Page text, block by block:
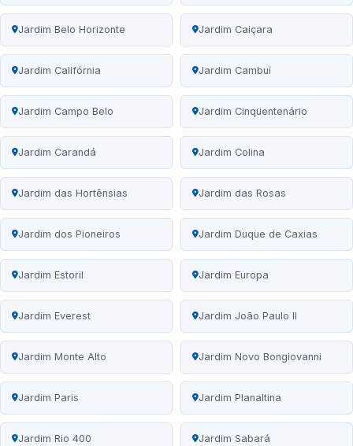
Jardim Belo Horizonte Jardim Caiçara
Jardim Califórnia Jardim Cambuí
Jardim Campo Belo Jardim Cinqüentenário
Jardim Carandá Jardim Colina
Jardim das Hortênsias Jardim das Rosas
Jardim dos Pioneiros Jardim Duque de Caxias
Jardim Estoril Jardim Europa
Jardim Everest Jardim João Paulo II
Jardim Monte Alto Jardim Novo Bongiovanni
Jardim Paris Jardim Planaltina
Jardim Rio 400 Jardim Sabará